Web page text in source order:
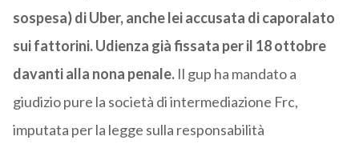
sospesa) di Uber, anche lei accusata di caporalato
sui fattorini. Udienza già fissata per il 18 ottobre
davanti alla nona penale.Il gup ha mandato a
giudizio pure la società di intermediazione Frc,
imputata per la legge sulla responsabilità